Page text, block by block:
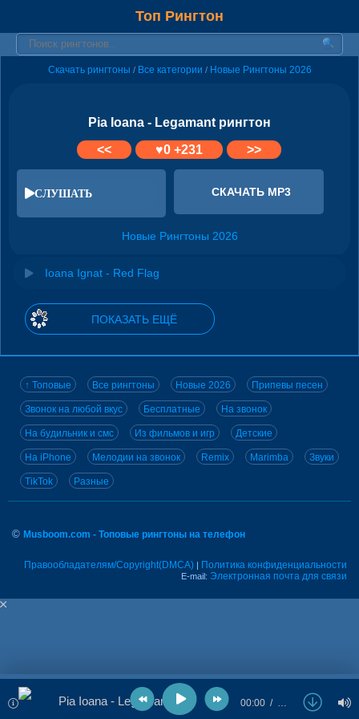
Топ Рингтон
Скачать рингтоны / Все категории / Новые Рингтоны 2026
Pia Ioana - Legamant рингтон
<<
♥0+231 >>
СЛУШАТЬ СКАЧАТЬ MP3
Новые Рингтоны 2026
Ioana Ignat - Red Flag
ПОКАЗАТЬ ЕЩЁ
↑ Топовые Все рингтоны Новые 2026 Припевы песен
Звонок на любой вкус Бесплатные На звонок
На будильник и смс Из фильмов и игр Детские
На iPhone Мелодии на звонок Remix Marimba Звуки
TikTok Разные
© Musboom.com - Топовые рингтоны на телефон
Правообладателям/Copyright(DMCA) | Политика конфиденциальности
E-mail: Электронная почта для связи
Pia Ioana - Legamant 00:00 …